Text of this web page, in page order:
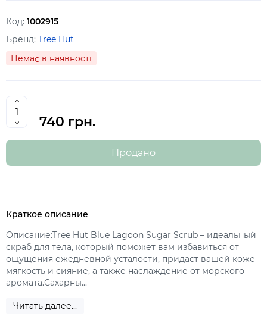
Код: 1002915
Бренд: Tree Hut
Немає в наявності
740 грн.
Продано
Краткое описание
Описание:Tree Hut Blue Lagoon Sugar Scrub – идеальный
скраб для тела, который поможет вам избавиться от
ощущения ежедневной усталости, придаст вашей коже
мягкость и сияние, а также наслаждение от морского
аромата.Сахарны...
Читать далее...